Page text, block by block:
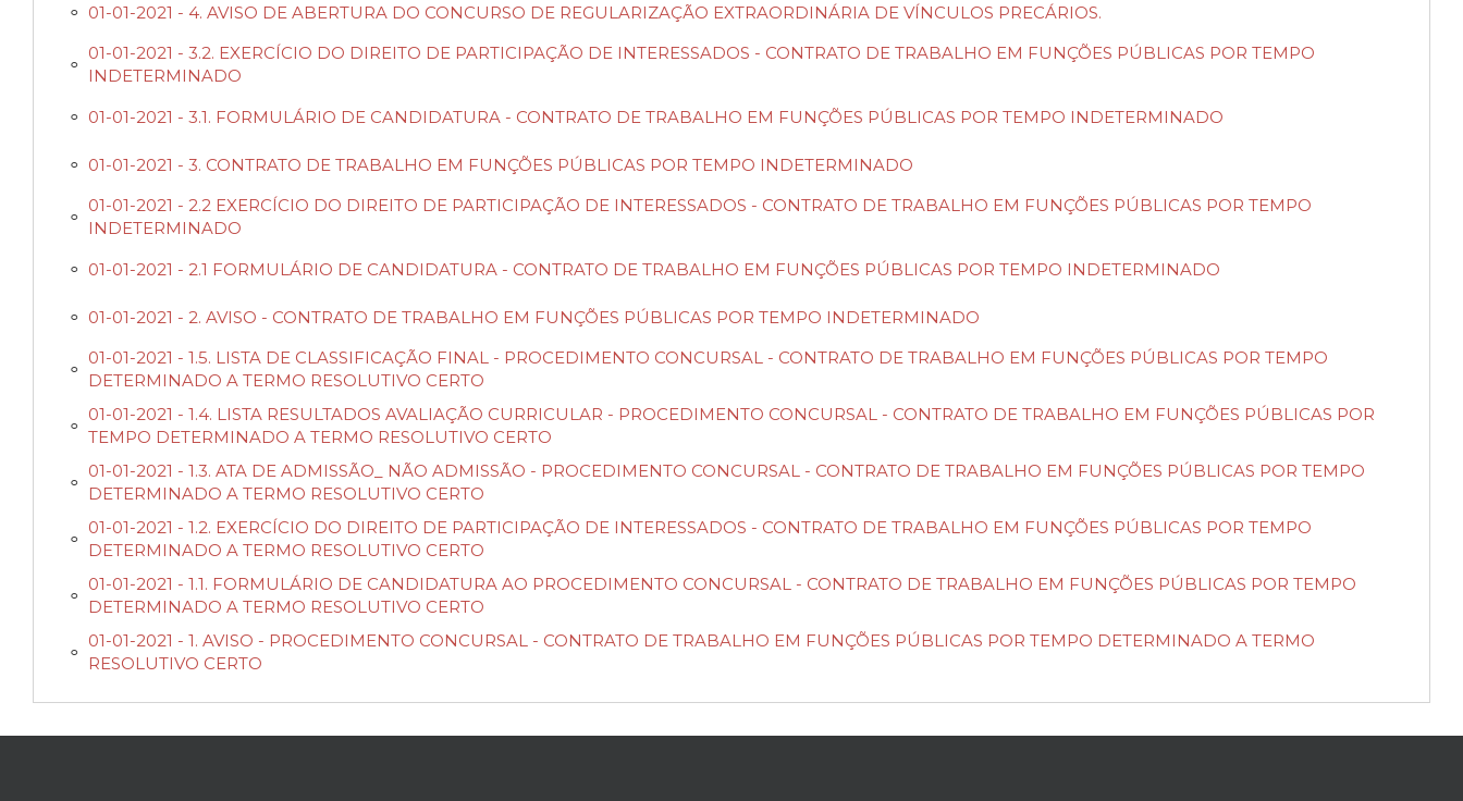
01-01-2021 - 4. AVISO DE ABERTURA DO CONCURSO DE REGULARIZAÇÃO EXTRAORDINÁRIA DE VÍNCULOS PRECÁRIOS.
01-01-2021 - 3.2. EXERCÍCIO DO DIREITO DE PARTICIPAÇÃO DE INTERESSADOS - CONTRATO DE TRABALHO EM FUNÇÕES PÚBLICAS POR TEMPO
INDETERMINADO
01-01-2021 - 3.1. FORMULÁRIO DE CANDIDATURA - CONTRATO DE TRABALHO EM FUNÇÕES PÚBLICAS POR TEMPO INDETERMINADO
01-01-2021 - 3. CONTRATO DE TRABALHO EM FUNÇÕES PÚBLICAS POR TEMPO INDETERMINADO
01-01-2021 - 2.2 EXERCÍCIO DO DIREITO DE PARTICIPAÇÃO DE INTERESSADOS - CONTRATO DE TRABALHO EM FUNÇÕES PÚBLICAS POR TEMPO
INDETERMINADO
01-01-2021 - 2.1 FORMULÁRIO DE CANDIDATURA - CONTRATO DE TRABALHO EM FUNÇÕES PÚBLICAS POR TEMPO INDETERMINADO
01-01-2021 - 2. AVISO - CONTRATO DE TRABALHO EM FUNÇÕES PÚBLICAS POR TEMPO INDETERMINADO
01-01-2021 - 1.5. LISTA DE CLASSIFICAÇÃO FINAL - PROCEDIMENTO CONCURSAL - CONTRATO DE TRABALHO EM FUNÇÕES PÚBLICAS POR TEMPO
DETERMINADO A TERMO RESOLUTIVO CERTO
01-01-2021 - 1.4. LISTA RESULTADOS AVALIAÇÃO CURRICULAR - PROCEDIMENTO CONCURSAL - CONTRATO DE TRABALHO EM FUNÇÕES PÚBLICAS POR
TEMPO DETERMINADO A TERMO RESOLUTIVO CERTO
01-01-2021 - 1.3. ATA DE ADMISSÃO_ NÃO ADMISSÃO - PROCEDIMENTO CONCURSAL - CONTRATO DE TRABALHO EM FUNÇÕES PÚBLICAS POR TEMPO
DETERMINADO A TERMO RESOLUTIVO CERTO
01-01-2021 - 1.2. EXERCÍCIO DO DIREITO DE PARTICIPAÇÃO DE INTERESSADOS - CONTRATO DE TRABALHO EM FUNÇÕES PÚBLICAS POR TEMPO
DETERMINADO A TERMO RESOLUTIVO CERTO
01-01-2021 - 1.1. FORMULÁRIO DE CANDIDATURA AO PROCEDIMENTO CONCURSAL - CONTRATO DE TRABALHO EM FUNÇÕES PÚBLICAS POR TEMPO
DETERMINADO A TERMO RESOLUTIVO CERTO
01-01-2021 - 1. AVISO - PROCEDIMENTO CONCURSAL - CONTRATO DE TRABALHO EM FUNÇÕES PÚBLICAS POR TEMPO DETERMINADO A TERMO
RESOLUTIVO CERTO